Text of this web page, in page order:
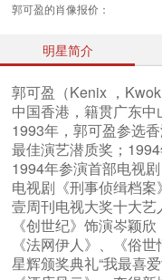
郭可盈的肖像报价：
明星简介
郭可盈（Kenix ，
中国香港，籍贯广东中
1993年，郭可盈参选
最佳演艺潜质奖；
1994年参演首部电视
电视剧《刑事侦缉档
壹周刊电视大奖十大
《创世纪》饰演岑颖
《法网伊人》、《俗
星辉颁奖典礼“我最喜